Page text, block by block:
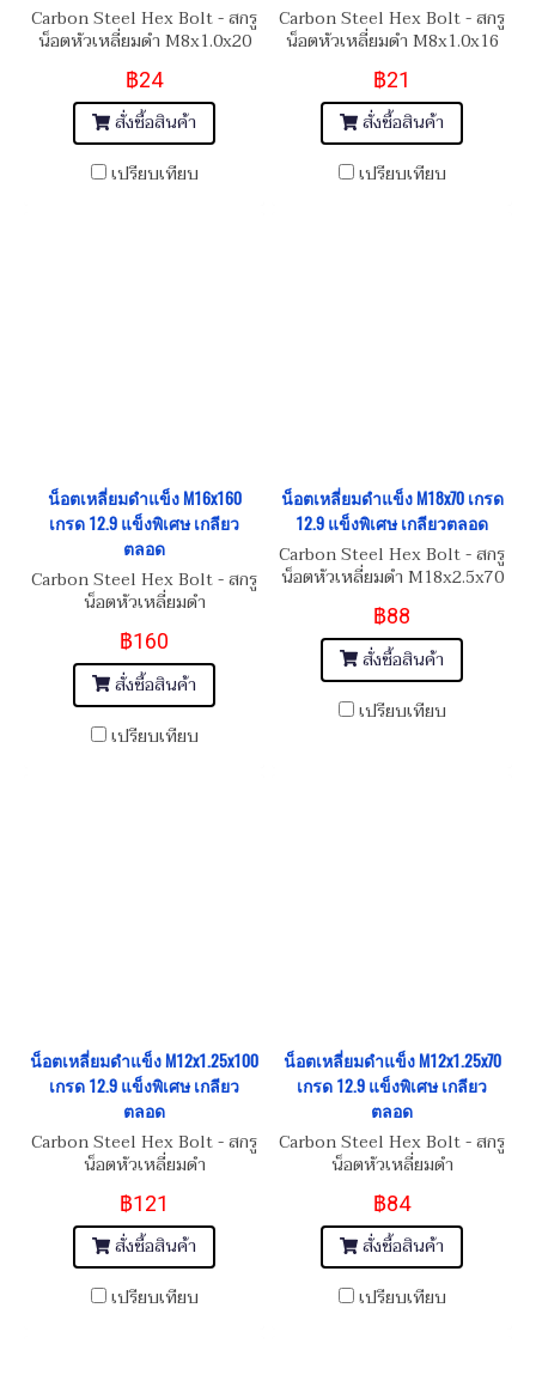
Carbon Steel Hex Bolt - สกรู
น็อตหัวเหลี่ยมดำ M8x1.0x20
฿24
สั่งซื้อสินค้า
เปรียบเทียบ
Carbon Steel Hex Bolt - สกรู
น็อตหัวเหลี่ยมดำ M8x1.0x16
฿21
สั่งซื้อสินค้า
เปรียบเทียบ
น็อตเหลี่ยมดำแข็ง M16x160
เกรด 12.9 แข็งพิเศษ เกลียว
ตลอด
Carbon Steel Hex Bolt - สกรู
น็อตหัวเหลี่ยมดำ
M16x2.0x160
฿160
สั่งซื้อสินค้า
เปรียบเทียบ
น็อตเหลี่ยมดำแข็ง M18x70 เกรด
12.9 แข็งพิเศษ เกลียวตลอด
Carbon Steel Hex Bolt - สกรู
น็อตหัวเหลี่ยมดำ M18x2.5x70
฿88
สั่งซื้อสินค้า
เปรียบเทียบ
น็อตเหลี่ยมดำแข็ง M12x1.25x100
เกรด 12.9 แข็งพิเศษ เกลียว
ตลอด
Carbon Steel Hex Bolt - สกรู
น็อตหัวเหลี่ยมดำ
฿121
สั่งซื้อสินค้า
เปรียบเทียบ
น็อตเหลี่ยมดำแข็ง M12x1.25x70
เกรด 12.9 แข็งพิเศษ เกลียว
ตลอด
Carbon Steel Hex Bolt - สกรู
น็อตหัวเหลี่ยมดำ
฿84
สั่งซื้อสินค้า
เปรียบเทียบ